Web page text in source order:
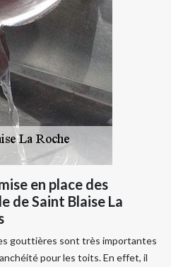
en place des
de Saint Blaise La
gouttières sont très importantes
pour les toits. En effet, il